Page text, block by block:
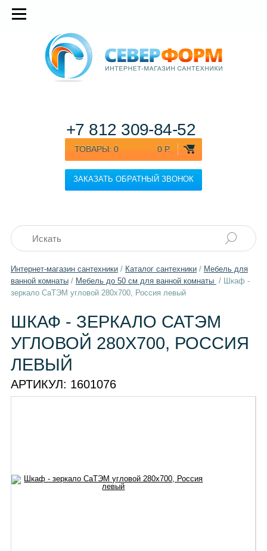
ТОВАРЫ: 0 0 Р.
ЗАКАЗАТЬ ОБРАТНЫЙ ЗВОНОК
+7 812 309-84-52
Интернет-магазин сантехники/ Каталог сантехники/ Мебель для
ванной комнаты/ Мебель до 50 см для ванной комнаты / Шкаф -
зеркало СаТЭМ угловой 280х700, Россия левый
ШКАФ - ЗЕРКАЛО САТЭМ
УГЛОВОЙ 280Х700, РОССИЯ
ЛЕВЫЙ
АРТИКУЛ: 1601076